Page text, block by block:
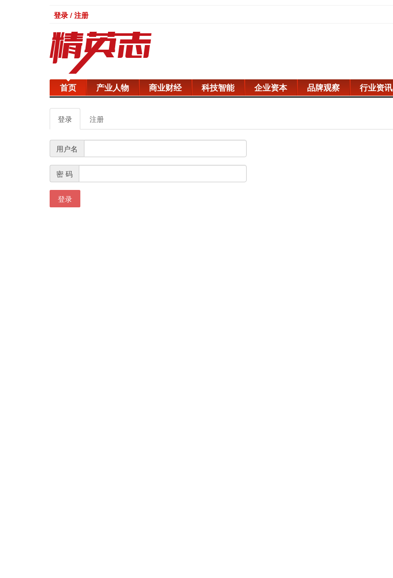
登录 / 注册
首页 产业人物 商业财经 科技智能 企业资本 品牌观察 行业资讯
登录 注册
用户名
密 码
登录